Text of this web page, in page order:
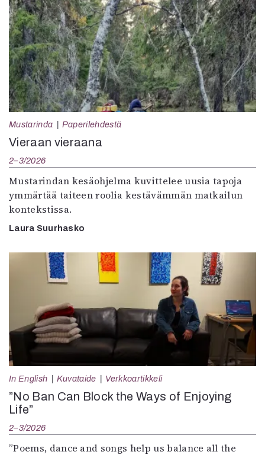
Mustarinda Paperilehdestä
Vieraan vieraana
2–3/2026
Mustarindan kesäohjelma kuvittelee uusia tapoja
ymmärtää taiteen roolia kestävämmän matkailun
kontekstissa.
Laura Suurhasko
In English Kuvataide Verkkoartikkeli
”No Ban Can Block the Ways of Enjoying
Life”
2–3/2026
”Poems, dance and songs help us balance all the